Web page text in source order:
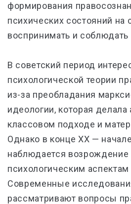
формирования
психических состояний на
воспринимать и
В советский период
психологической теории
из-за преобладания
идеологии, которая делала
классовом подходе и
Однако в конце XX —
наблюдается возрождение
психологическим аспектам
Современные
рассматривают вопросы